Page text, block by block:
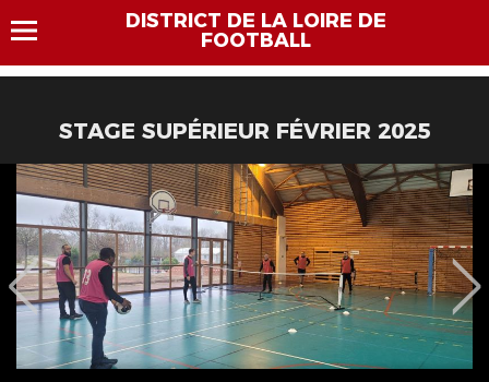
DISTRICT DE LA LOIRE DE
FOOTBALL
STAGE SUPÉRIEUR FÉVRIER 2025